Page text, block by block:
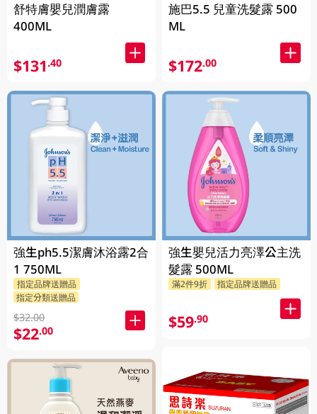
舒特膚嬰兒潤膚露
400ML
$131.40
強生ph5.5潔膚沐浴露2合
1 750ML
指定品牌送贈品
指定分類送贈品
$32.00
$22.00
施巴5.5 兒童洗髮露 500
ML
$172.00
強生嬰兒活力亮澤公主洗
髮露 500ML
滿2件9折 指定品牌送贈品
$59.90